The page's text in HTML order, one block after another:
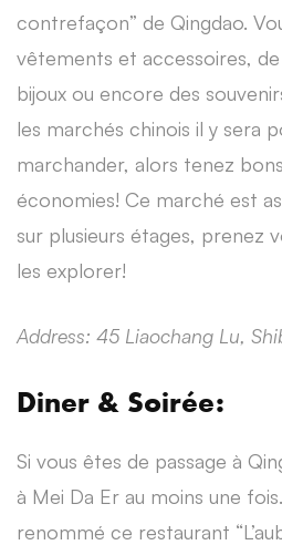
contrefaçon” de Qingdao.
vêtements et accessoires, de
bijoux ou encore des
les marchés chinois il y sera
marchander, alors tenez
économies! Ce marché est
sur plusieurs étages, prenez
les explorer!
Address: 45 Liaochang Lu,
Diner & Soirée:
Si vous êtes de passage à
à Mei Da Er au moins une
renommé ce restaurant